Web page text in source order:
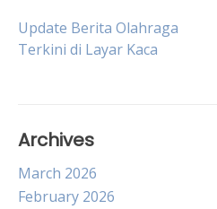
Post
Update Berita Olahraga
Terkini di Layar Kaca
Archives
March 2026
February 2026